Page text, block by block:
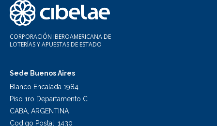
CORPORACIÓN IBEROAMERICANA DE
LOTERÍAS Y APUESTAS DE ESTADO
Sede Buenos Aires
Blanco Encalada 1984
Piso 1ro Departamento C
CABA, ARGENTINA
Codigo Postal: 1430